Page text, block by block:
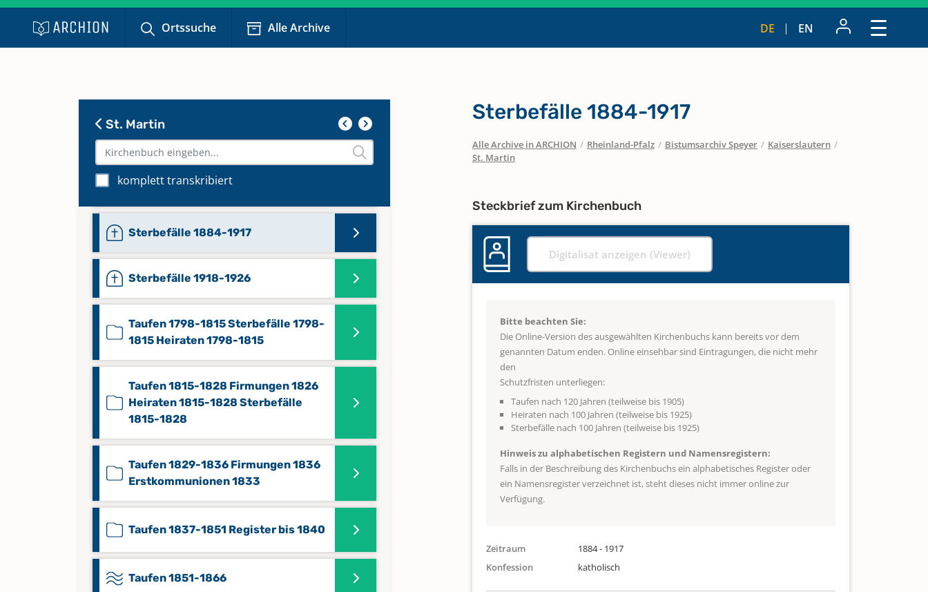
Ortssuche Alle Archive DE EN
St. Martin
komplett transkribiert
Heiraten 1872-1906
Heiraten 1907-1927 Register
Sterbefälle 1837-1854
Sterbefälle 1854-1884
Sterbefälle 1884-1917
Sterbefälle 1918-1926
Taufen 1798-1815 Sterbefälle 1798-
1815 Heiraten 1798-1815
Taufen 1815-1828 Firmungen 1826
Heiraten 1815-1828 Sterbefälle
1815-1828
Taufen 1829-1836 Firmungen 1836
Erstkommunionen 1833
Taufen 1837-1851 Register bis 1840
Taufen 1851-1866
Sterbefälle 1884-1917
Alle Archive in ARCHION / Rheinland-Pfalz / Bistumsarchiv Speyer / Kaiserslautern /
St. Martin
Steckbrief zum Kirchenbuch
Digitalisat anzeigen (Viewer)
Bitte beachten Sie:
Die Online-Version des ausgewählten Kirchenbuchs kann bereits vor dem
genannten Datum enden. Online einsehbar sind Eintragungen, die nicht mehr
den
Schutzfristen unterliegen:
Taufen nach 120 Jahren (teilweise bis 1905)
Heiraten nach 100 Jahren (teilweise bis 1925)
Sterbefälle nach 100 Jahren (teilweise bis 1925)
Hinweis zu alphabetischen Registern und Namensregistern:
Falls in der Beschreibung des Kirchenbuchs ein alphabetisches Register oder
ein Namensregister verzeichnet ist, steht dieses nicht immer online zur
Verfügung.
Zeitraum
1884 - 1917
Konfession
katholisch